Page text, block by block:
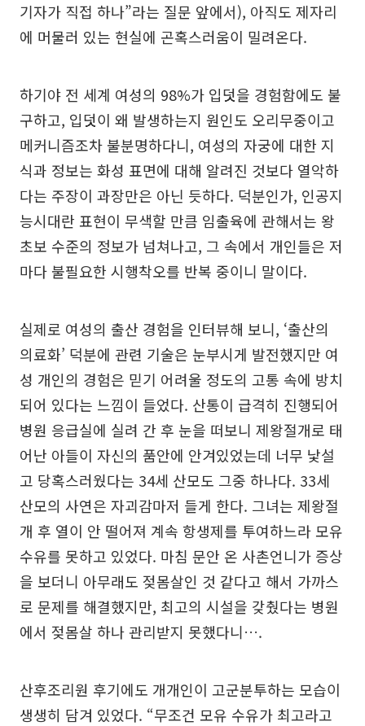
기자가 직접 하나”라는 질문 앞에서), 아직도 제자리
에 머물러 있는 현실에 곤혹스러움이 밀려온다.
하기야 전 세계 여성의 98%가 입덧을 경험함에도 불
구하고, 입덧이 왜 발생하는지 원인도 오리무중이고
메커니즘조차 불분명하다니, 여성의 자궁에 대한 지
식과 정보는 화성 표면에 대해 알려진 것보다 열악하
다는 주장이 과장만은 아닌 듯하다. 덕분인가, 인공지
능시대란 표현이 무색할 만큼 임출육에 관해서는 왕
초보 수준의 정보가 넘쳐나고, 그 속에서 개인들은 저
마다 불필요한 시행착오를 반복 중이니 말이다.
실제로 여성의 출산 경험을 인터뷰해 보니, ‘출산의
의료화’ 덕분에 관련 기술은 눈부시게 발전했지만 여
성 개인의 경험은 믿기 어려울 정도의 고통 속에 방치
되어 있다는 느낌이 들었다. 산통이 급격히 진행되어
병원 응급실에 실려 간 후 눈을 떠보니 제왕절개로 태
어난 아들이 자신의 품안에 안겨있었는데 너무 낯설
고 당혹스러웠다는 34세 산모도 그중 하나다. 33세
산모의 사연은 자괴감마저 들게 한다. 그녀는 제왕절
개 후 열이 안 떨어져 계속 항생제를 투여하느라 모유
수유를 못하고 있었다. 마침 문안 온 사촌언니가 증상
을 보더니 아무래도 젖몸살인 것 같다고 해서 가까스
로 문제를 해결했지만, 최고의 시설을 갖췄다는 병원
에서 젖몸살 하나 관리받지 못했다니….
산후조리원 후기에도 개개인이 고군분투하는 모습이
생생히 담겨 있었다. “무조건 모유 수유가 최고라고